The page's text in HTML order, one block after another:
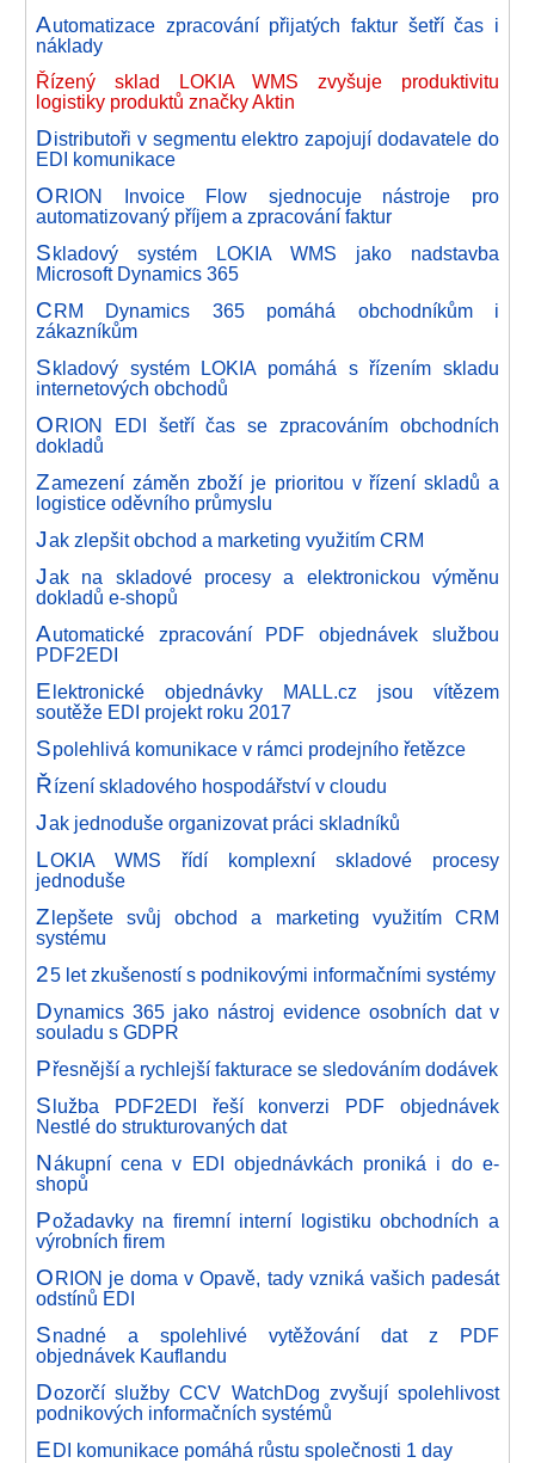
Automatizace zpracování přijatých faktur šetří čas i
náklady
Řízený sklad LOKIA WMS zvyšuje produktivitu
logistiky produktů značky Aktin
Distributoři v segmentu elektro zapojují dodavatele do
EDI komunikace
ORION Invoice Flow sjednocuje nástroje pro
automatizovaný příjem a zpracování faktur
Skladový systém LOKIA WMS jako nadstavba
Microsoft Dynamics 365
CRM Dynamics 365 pomáhá obchodníkům i
zákazníkům
Skladový systém LOKIA pomáhá s řízením skladu
internetových obchodů
ORION EDI šetří čas se zpracováním obchodních
dokladů
Zamezení záměn zboží je prioritou v řízení skladů a
logistice oděvního průmyslu
Jak zlepšit obchod a marketing využitím CRM
Jak na skladové procesy a elektronickou výměnu
dokladů e-shopů
Automatické zpracování PDF objednávek službou
PDF2EDI
Elektronické objednávky MALL.cz jsou vítězem
soutěže EDI projekt roku 2017
Spolehlivá komunikace v rámci prodejního řetězce
Řízení skladového hospodářství v cloudu
Jak jednoduše organizovat práci skladníků
LOKIA WMS řídí komplexní skladové procesy
jednoduše
Zlepšete svůj obchod a marketing využitím CRM
systému
25 let zkušeností s podnikovými informačními systémy
Dynamics 365 jako nástroj evidence osobních dat v
souladu s GDPR
Přesnější a rychlejší fakturace se sledováním dodávek
Služba PDF2EDI řeší konverzi PDF objednávek
Nestlé do strukturovaných dat
Nákupní cena v EDI objednávkách proniká i do e-
shopů
Požadavky na firemní interní logistiku obchodních a
výrobních firem
ORION je doma v Opavě, tady vzniká vašich padesát
odstínů EDI
Snadné a spolehlivé vytěžování dat z PDF
objednávek Kauflandu
Dozorčí služby CCV WatchDog zvyšují spolehlivost
podnikových informačních systémů
EDI komunikace pomáhá růstu společnosti 1 day